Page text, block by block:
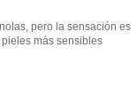
pero la sensación es
más sensibles